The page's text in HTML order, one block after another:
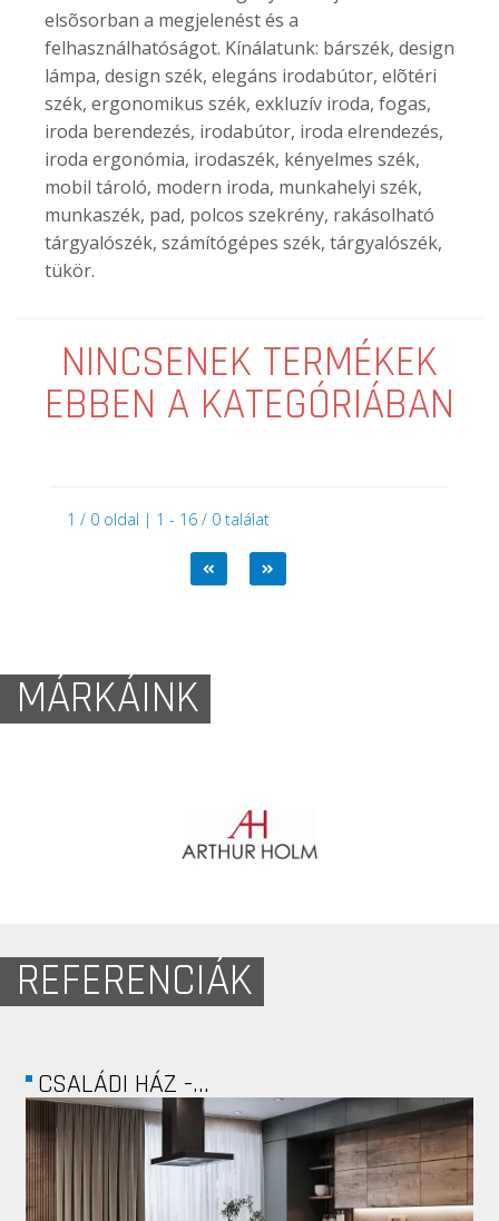
elsõsorban a megjelenést és a
felhasználhatóságot. Kínálatunk: bárszék, design
lámpa, design szék, elegáns irodabútor, elõtéri
szék, ergonomikus szék, exkluzív iroda, fogas,
iroda berendezés, irodabútor, iroda elrendezés,
iroda ergonómia, irodaszék, kényelmes szék,
mobil tároló, modern iroda, munkahelyi szék,
munkaszék, pad, polcos szekrény, rakásolható
tárgyalószék, számítógépes szék, tárgyalószék,
tükör.
NINCSENEK TERMÉKEK
EBBEN A KATEGÓRIÁBAN
1 / 0 oldal | 1 - 16 / 0 találat
MÁRKÁINK
REFERENCIÁK
ERMEWA